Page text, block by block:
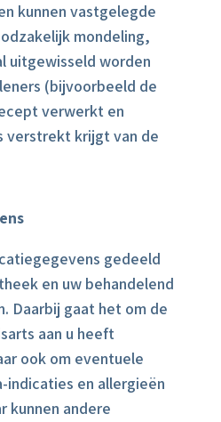
kunnen vastgelegde
mondeling,
uitgewisseld worden
(bijvoorbeeld de
verwerkt en
verstrekt krijgt van de
gedeeld
en uw behandelend
Daarbij gaat het om de
aan u heeft
ook om eventuele
en allergieën
kunnen andere